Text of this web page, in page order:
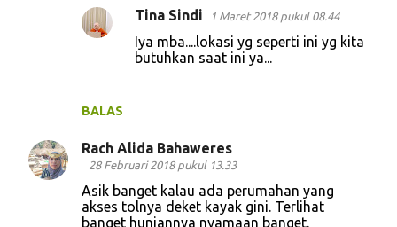
BALAS
Tina Sindi 1 Maret 2018 pukul 08.44
Iya mba....lokasi yg seperti ini yg kita
butuhkan saat ini ya...
Rach Alida Bahaweres
28 Februari 2018 pukul 13.33
Asik banget kalau ada perumahan yang
akses tolnya deket kayak gini. Terlihat
banget huniannya nyamaan banget.